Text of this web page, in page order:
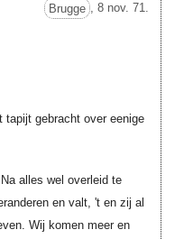
Brugge , 8 nov. 71.
tapijt gebracht over eenige
. Na alles wel overleid te
en valt, 't en zij al
Wij komen meer en